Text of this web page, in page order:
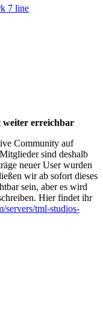
7 line
weiter erreichbar
Community auf
sind deshalb
neuer User wurden
wir ab sofort dieses
sein, aber es wird
Hier findet ihr
servers/tml-studios-